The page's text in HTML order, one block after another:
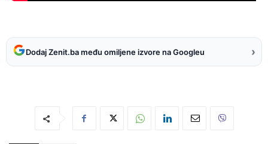
Dodaj Zenit.ba među omiljene izvore na Googleu ›